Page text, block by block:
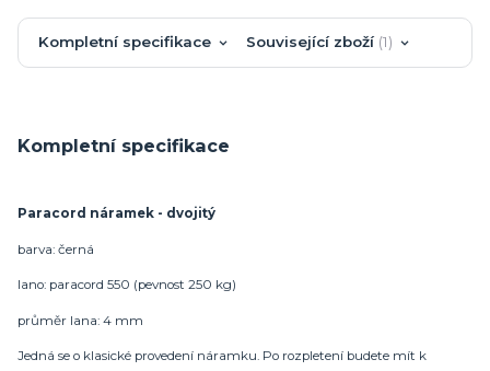
Kompletní specifikace Související zboží 1
Kompletní specifikace
Paracord náramek - dvojitý
barva: černá
lano: paracord 550 (pevnost 250 kg)
průměr lana: 4 mm
Jedná se o klasické provedení náramku. Po rozpletení budete mít k